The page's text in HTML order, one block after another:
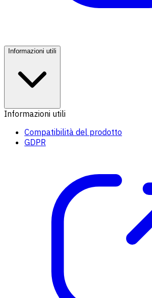
Informazioni utili
Informazioni utili
Compatibilità del prodotto
GDPR